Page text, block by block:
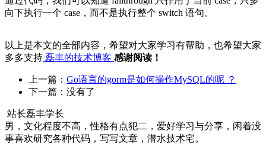
向下执行一个 case，而不是执行整个 switch 语句。
以上是本文的全部内容，希望对大家学习有帮助，也希望大家
多多支持 磊丰的技术博客 感谢阅读！
上一篇： Go语言的gorm是如何操作MySQL的呢 ？
下一篇：没有了
站长磊丰学长
男，文化程度不高，性格有点犯二，爱好学习与分享，闲着没
事喜欢研究各种代码，写写文章，潜水技术宅。